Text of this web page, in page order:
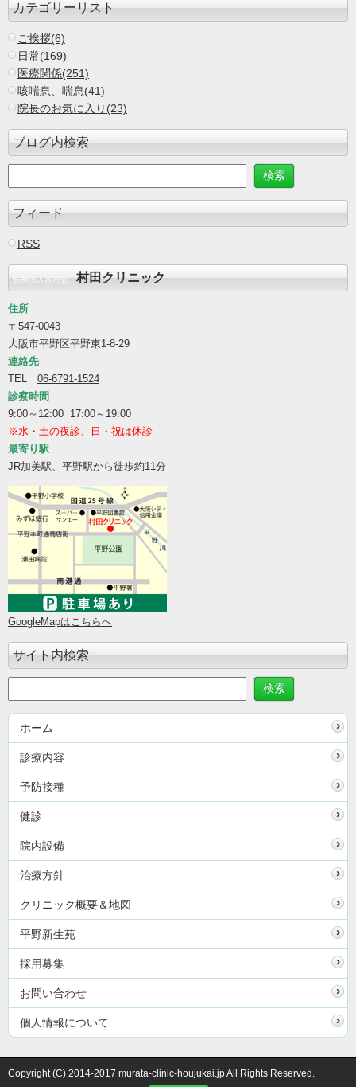
カテゴリーリスト
ご挨拶(6)
日常(169)
医療関係(251)
咳喘息、喘息(41)
院長のお気に入り(23)
ブログ内検索
フィード
RSS
医療法人富寿会村田クリニック
住所
〒547-0043
大阪市平野区平野東1-8-29
連絡先
TEL 06-6791-1524
診察時間
9:00～12:00 17:00～19:00
※水・土の夜診、日・祝は休診
最寄り駅
JR加美駅、平野駅から徒歩約11分
GoogleMapはこちらへ
サイト内検索
ホーム
診療内容
予防接種
健診
院内設備
治療方針
クリニック概要＆地図
平野新生苑
採用募集
お問い合わせ
個人情報について
Copyright (C) 2014-2017 murata-clinic-houjukai.jp All Rights Reserved.